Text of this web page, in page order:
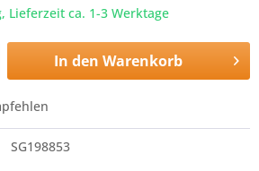
Lieferzeit ca. 1-3 Werktage
In den Warenkorb
SG198853